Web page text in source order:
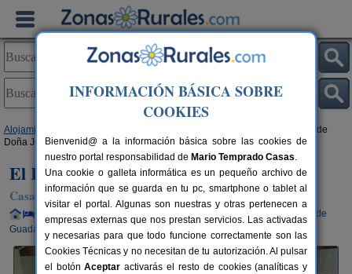
Alojamientos
> El Rincón de
Doña Juana
El Rincón de Doña Juana
Casa Rural en Arbeteta (Guadalajara)
Alquiler completo y por habitaciones 2-14+2 plazas
83 km de
Guadalajara
INFORMACIÓN BÁSICA SOBRE
COOKIES
Bienvenid@ a la información básica sobre las cookies de
nuestro portal responsabilidad de Mario Temprado Casas.
Una cookie o galleta informática es un pequeño archivo de
información que se guarda en tu pc, smartphone o tablet al
visitar el portal. Algunas son nuestras y otras pertenecen a
empresas externas que nos prestan servicios. Las activadas
y necesarias para que todo funcione correctamente son las
Cookies Técnicas y no necesitan de tu autorización. Al pulsar
el botónAceptar activarás el resto de cookies (analíticas y